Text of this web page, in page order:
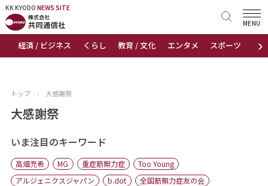
KK KYODO NEWS SITE
›
経済 / ビジネス くらし 教育 / 文化 エンタメ スポーツ 地域
MENU
KK KYODONEWS SITE
トップページ
ニュース
おすすめコンテンツ
出版物
トップ › 大感謝祭
大感謝祭
いま注目のキーワード
高畑充希 MG 重症筋無力症
Too Young
アルジェニクスジャパン
b.dot
全国筋無力症友の会